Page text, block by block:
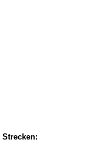
Strecken: